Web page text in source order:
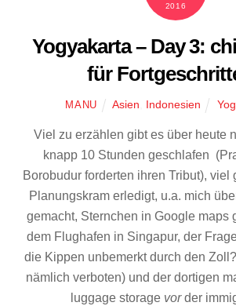
2016
Yogyakarta – Day 3:
für
MANU Asien Indonesien
Viel zu erzählen gibt es über heute
knapp 10 Stunden geschlafen
Borobudur forderten ihren Tribut), viel
Planungskram erledigt, u.a. mich
gemacht, Sternchen in Google maps
dem Flughafen in Singapur, der
die Kippen unbemerkt durch den
nämlich verboten) und der dortigen
luggage storage vorder